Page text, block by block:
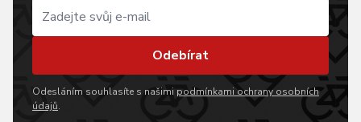
Odebírat
Odesláním souhlasíte s našimi podmínkami ochrany osobních
údajů.